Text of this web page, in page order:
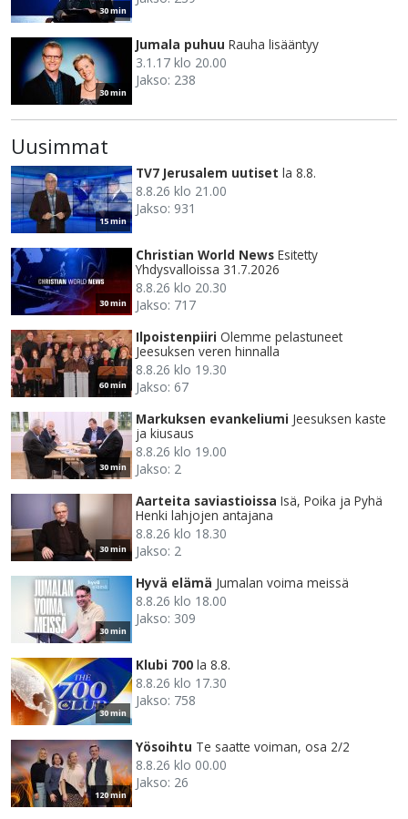
30 min
30 min
Jumala puhuu Rauha lisääntyy
3.1.17 klo 20.00
Jakso: 238
Uusimmat
15 min
TV7 Jerusalem uutiset la 8.8.
8.8.26 klo 21.00
Jakso: 931
30 min
Christian World News Esitetty
Yhdysvalloissa 31.7.2026
8.8.26 klo 20.30
Jakso: 717
60 min
Ilpoistenpiiri Olemme pelastuneet
Jeesuksen veren hinnalla
8.8.26 klo 19.30
Jakso: 67
30 min
Markuksen evankeliumi Jeesuksen kaste
ja kiusaus
8.8.26 klo 19.00
Jakso: 2
30 min
Aarteita saviastioissa Isä, Poika ja Pyhä
Henki lahjojen antajana
8.8.26 klo 18.30
Jakso: 2
30 min
Hyvä elämä Jumalan voima meissä
8.8.26 klo 18.00
Jakso: 309
30 min
Klubi 700 la 8.8.
8.8.26 klo 17.30
Jakso: 758
120 min
Yösoihtu Te saatte voiman, osa 2/2
8.8.26 klo 00.00
Jakso: 26